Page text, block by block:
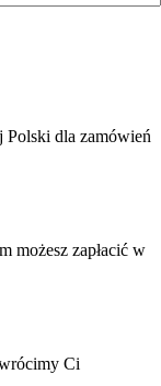
Polski dla zamówień
możesz zapłacić w
Ci